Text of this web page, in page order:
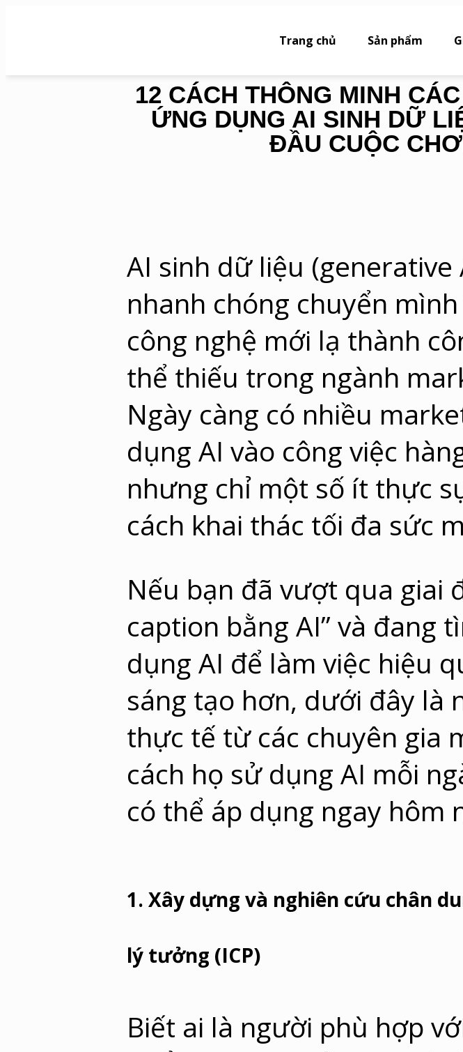
Trang chủ Sản phẩm
12 CÁCH THÔNG MINH
ỨNG DỤNG AI SINH DỮ
ĐẦU CUỘC
AI sinh dữ liệu (generative
nhanh chóng chuyển
công nghệ mới lạ thành
thể thiếu trong ngành
Ngày càng có nhiều
dụng AI vào công việc
nhưng chỉ một số ít thực
cách khai thác tối đa sức
Nếu bạn đã vượt qua giai
caption bằng AI” và đang
dụng AI để làm việc hiệu
sáng tạo hơn, dưới đây là
thực tế từ các chuyên gia
cách họ sử dụng AI mỗi
có thể áp dụng ngay hôm
1. Xây dựng và nghiên cứu chân
lý tưởng (ICP)
Biết ai là người phù hợp